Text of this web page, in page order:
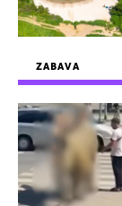
ZABAVA